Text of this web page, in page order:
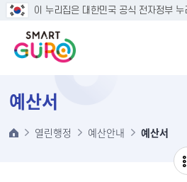
본문 바로가
이 누리집은 대한민국 공식 전자정부 누
예산서
열린행정 예산안내 예산서